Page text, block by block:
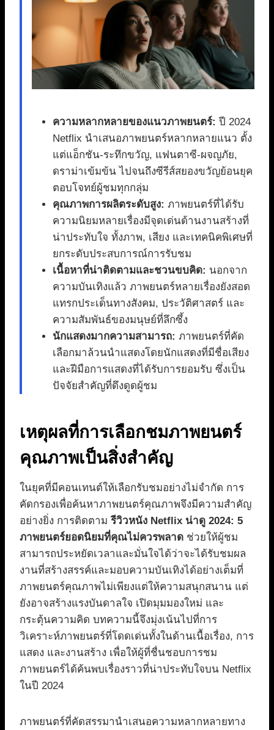
ความหลากหลายของแนวภาพยนตร์: ปี 2024
Netflix นำเสนอภาพยนตร์หลากหลายแนว ตั้ง
แต่แอ็กชัน-ระทึกขวัญ, แฟนตาซี-ผจญภัย,
ดราม่าเข้มข้น ไปจนถึงซีรีส์สยองขวัญย้อนยุค
ตอบโจทย์ผู้ชมทุกกลุ่ม
คุณภาพการผลิตระดับสูง: ภาพยนตร์ที่ได้รับ
ความนิยมหลายเรื่องมีจุดเด่นด้านงานสร้างที่
น่าประทับใจ ทั้งภาพ, เสียง และเทคนิคพิเศษที่
ยกระดับประสบการณ์การรับชม
เนื้อหาที่น่าติดตามและชวนขบคิด: นอกจาก
ความบันเทิงแล้ว ภาพยนตร์หลายเรื่องยังสอด
แทรกประเด็นทางสังคม, ประวัติศาสตร์ และ
ความสัมพันธ์ของมนุษย์ที่ลึกซึ้ง
นักแสดงมากความสามารถ: ภาพยนตร์ที่คัด
เลือกมาล้วนนำแสดงโดยนักแสดงที่มีชื่อเสียง
และฝีมือการแสดงที่ได้รับการยอมรับ ซึ่งเป็น
ปัจจัยสำคัญที่ดึงดูดผู้ชม
เหตุผลที่การเลือกชมภาพยนตร์
คุณภาพเป็นสิ่งสำคัญ
ในยุคที่มีคอนเทนต์ให้เลือกรับชมอย่างไม่จำกัด การ
คัดกรองเพื่อค้นหาภาพยนตร์คุณภาพจึงมีความสำคัญ
อย่างยิ่ง การติดตามรีวิวหนัง Netflix น่าดู 2024: 5
ภาพยนตร์ยอดนิยมที่คุณไม่ควรพลาด ช่วยให้ผู้ชม
สามารถประหยัดเวลาและมั่นใจได้ว่าจะได้รับชมผล
งานที่สร้างสรรค์และมอบความบันเทิงได้อย่างเต็มที่
ภาพยนตร์คุณภาพไม่เพียงแต่ให้ความสนุกสนาน แต่
ยังอาจสร้างแรงบันดาลใจ เปิดมุมมองใหม่ และ
กระตุ้นความคิด บทความนี้จึงมุ่งเน้นไปที่การ
วิเคราะห์ภาพยนตร์ที่โดดเด่นทั้งในด้านเนื้อเรื่อง, การ
แสดง และงานสร้าง เพื่อให้ผู้ที่ชื่นชอบการชม
ภาพยนตร์ได้ค้นพบเรื่องราวที่น่าประทับใจบน Netflix
ในปี 2024
ภาพยนตร์ที่คัดสรรมานำเสนอความหลากหลายทาง